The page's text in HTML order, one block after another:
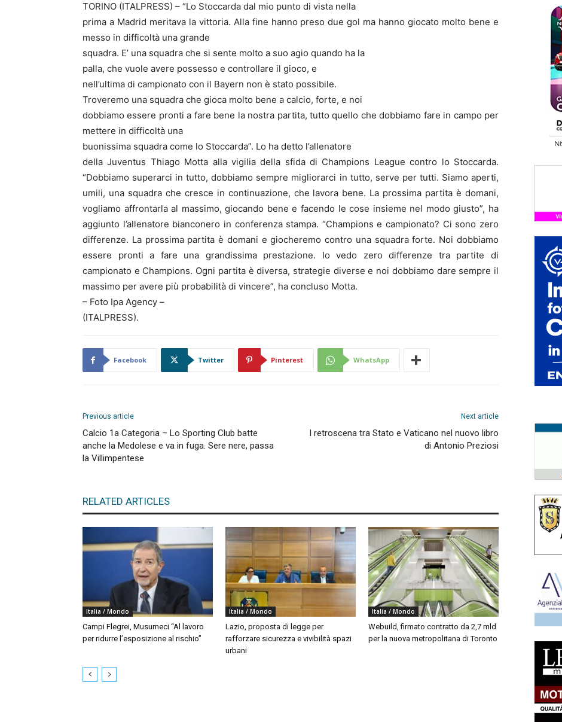
TORINO (ITALPRESS) – “Lo Stoccarda dal mio punto di vista nella
prima a Madrid meritava la vittoria. Alla fine hanno preso due gol ma hanno giocato molto bene e
messo in difficoltà una grande
squadra. E’ una squadra che si sente molto a suo agio quando ha la
palla, che vuole avere possesso e controllare il gioco, e
nell’ultima di campionato con il Bayern non è stato possibile.
Troveremo una squadra che gioca molto bene a calcio, forte, e noi
dobbiamo essere pronti a fare bene la nostra partita, tutto quello che dobbiamo fare in campo per
mettere in difficoltà una
buonissima squadra come lo Stoccarda”. Lo ha detto l’allenatore
della Juventus Thiago Motta alla vigilia della sfida di Champions League contro lo Stoccarda.
“Dobbiamo superarci in tutto, dobbiamo sempre migliorarci in tutto, serve per tutti. Siamo aperti,
umili, una squadra che cresce in continuazione, che lavora bene. La prossima partita è domani,
vogliamo affrontarla al massimo, giocando bene e facendo le cose insieme nel modo giusto”, ha
aggiunto l’allenatore bianconero in conferenza stampa. “Champions e campionato? Ci sono zero
differenze. La prossima partita è domani e giocheremo contro una squadra forte. Noi dobbiamo
essere pronti a fare una grandissima prestazione. Io vedo zero differenze tra partite di
campionato e Champions. Ogni partita è diversa, strategie diverse e noi dobbiamo dare sempre il
massimo per avere più probabilità di vincere”, ha concluso Motta.
– Foto Ipa Agency –
(ITALPRESS).
Facebook Twitter Pinterest WhatsApp
Previous article
Calcio 1a Categoria – Lo Sporting Club batte
anche la Medolese e va in fuga. Sere nere, passa
la Villimpentese
Next article
I retroscena tra Stato e Vaticano nel nuovo libro
di Antonio Preziosi
RELATED ARTICLES
Italia / Mondo
Campi Flegrei, Musumeci “Al lavoro
per ridurre l’esposizione al rischio”
Italia / Mondo
Lazio, proposta di legge per
rafforzare sicurezza e vivibilità spazi
urbani
Italia / Mondo
Webuild, firmato contratto da 2,7 mld
per la nuova metropolitana di Toronto